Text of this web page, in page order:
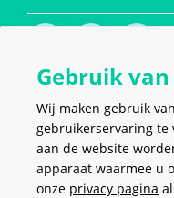
VEILIG EN
Gebruik
Wij maken gebruik
gebruikerservaring te
aan de website
apparaat waarmee u
onze privacy pagina